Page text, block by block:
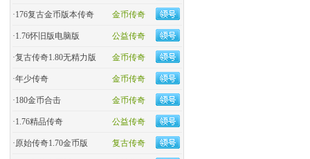
金币传奇
·176复古金币版本传奇
公益传奇
·1.76怀旧版电脑版
金币传奇
·复古传奇1.80无精力版
金币传奇
·年少传奇
金币传奇
·180金币合击
公益传奇
·​1.76精品传奇
复古传奇
·原始传奇1.70金币版